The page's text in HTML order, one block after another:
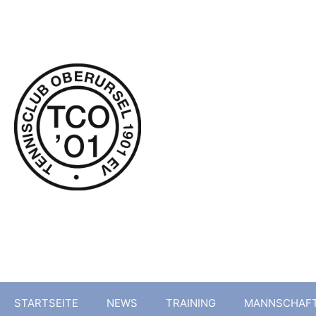
STARTSEITE NEWS TRAINING